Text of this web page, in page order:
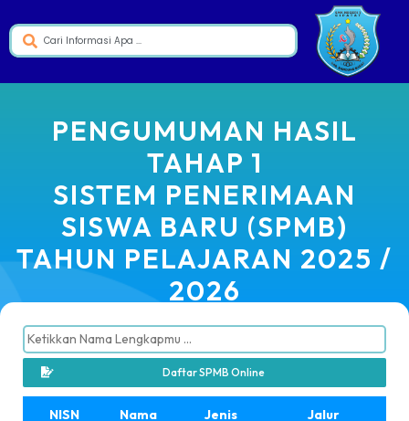
PENGUMUMAN HASIL
TAHAP 1
SISTEM PENERIMAAN
SISWA BARU (SPMB)
TAHUN PELAJARAN 2025 /
2026
Daftar SPMB Online
NISN
Nama
Jenis
Jalur